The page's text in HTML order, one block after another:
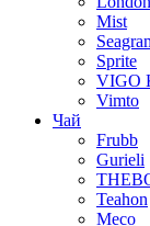
Mist
Sprite
VIGO
Vimto
Чай
Frubb
Gurieli
Teahon
Meco